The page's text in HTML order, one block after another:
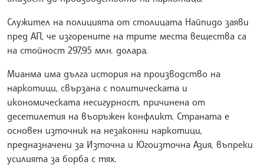
Служител на полицията от столицата Найпидo заяви
пред АП, че изгорените на трите места вещества са
на стойност 297,95 млн. долара.
Мианма има дълга история на производство на
наркотици, свързана с политическата и
икономическата несигурност, причинена от
десетилетия на въоръжен конфликт. Страната е
основен източник на незаконни наркотици,
предназначени за Източна и Югоизточна Азия, въпреки
усилията за борба с тях.